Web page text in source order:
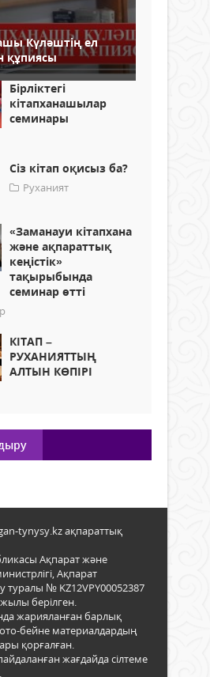
Күләштің ел
құпиясы
Бірліктегі
кітапханашылар
семинары
Сіз кітап оқисыз ба?
Руханият
«Заманауи кітапхана
және ақпараттық
кеңістік»
тақырыбында
семинар өтті
КІТАП –
РУХАНИЯТТЫҢ
АЛТЫН КӨПІРІ
tynysy.kz ақпараттық
Ақпарат және
Ақпарат
туралы № KZ12VPY00052387
жылы берілген.
жарияланған барлық
бейне материалдардың
қорғалған.
жағдайда сілтеме